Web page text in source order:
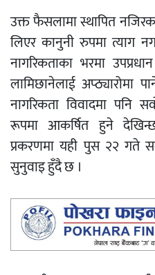
उक्त फैसलामा स्थापित
लिएर कानुनी रुपमा त्याग
नागरिकताका भरमा
लामिछानेलाई अप्ठ्यारोमा
नागरिकता विवादमा पनि
रूपमा आकर्षित हुने
प्रकरणमा यही पुस २२ गते
सुनुवाइ हुँदै छ ।